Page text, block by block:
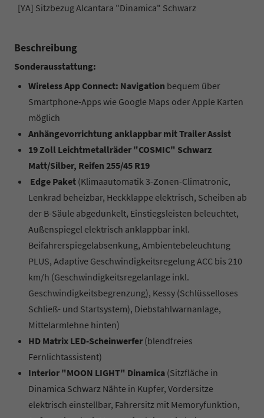
[YA] Sitzbezug Alcantara "Dinamica" Schwarz
Beschreibung
Sonderausstattung:
Wireless App Connect: Navigation bequem über
Smartphone-Apps wie Google Maps oder Apple Karten
möglich
Anhängevorrichtung anklappbar mit Trailer Assist
19 Zoll Leichtmetallräder "COSMIC" Schwarz
Matt/Silber, Reifen 255/45 R19
Edge Paket (Klimaautomatik 3-Zonen-Climatronic,
Lenkrad beheizbar, Heckklappe elektrisch, Scheiben ab
der B-Säule abgedunkelt, Einstiegsleisten beleuchtet,
Außenspiegel elektrisch anklappbar inkl.
Beifahrerspiegelabsenkung, Ambientebeleuchtung
PLUS, Adaptive Geschwindigkeitsregelung ACC bis 210
km/h (Geschwindigkeitsregelanlage inkl.
Geschwindigkeitsbegrenzung), Kessy (Schlüsselloses
Schließ- und Startsystem), Diebstahlwarnanlage,
Mittelarmlehne hinten)
HD Matrix LED-Scheinwerfer (blendfreies
Fernlichtassistent)
Interior "MOON LIGHT" Dinamica (Sitzfläche in
Dinamica Schwarz Nähte in Kupfer, Vordersitze
elektrisch einstellbar, Fahrersitz mit Memoryfunktion,